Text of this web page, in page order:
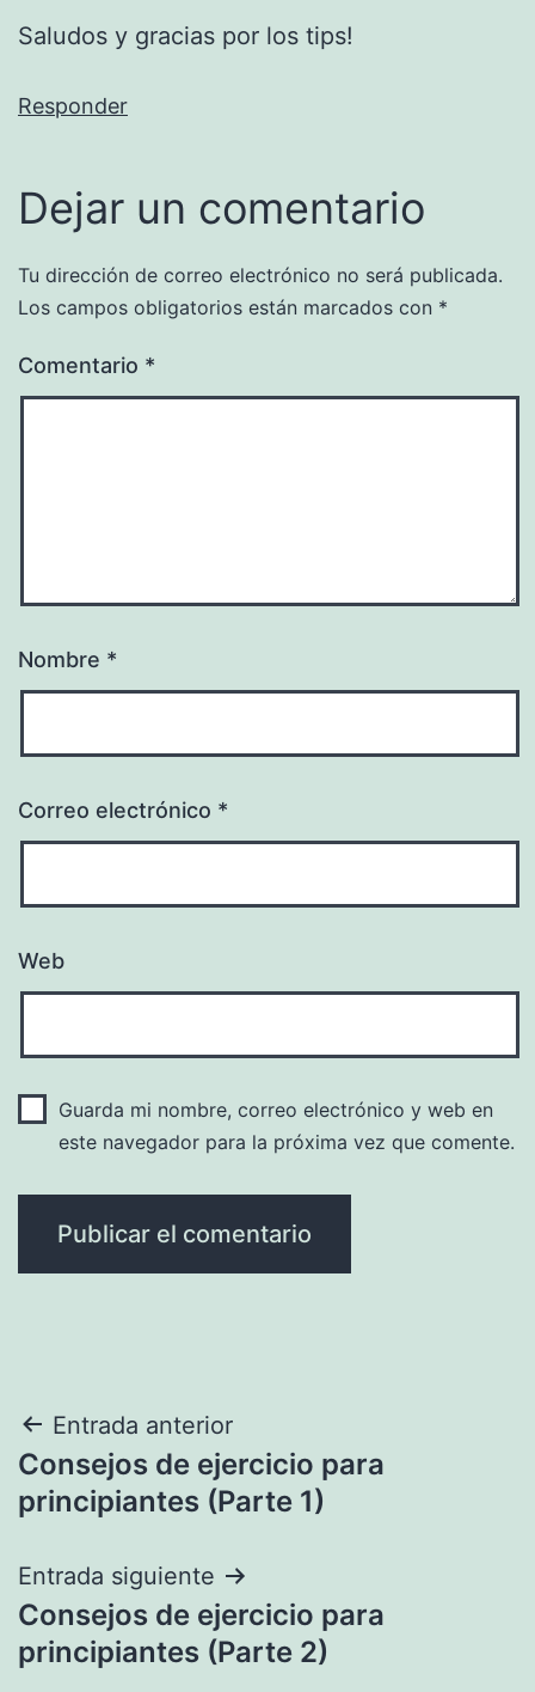
Saludos y gracias por los tips!
Responder
Dejar un comentario
Tu dirección de correo electrónico no será publicada.
Los campos obligatorios están marcados con *
Comentario *
Nombre *
Correo electrónico *
Web
Guarda mi nombre, correo electrónico y web en
este navegador para la próxima vez que comente.
Navegación
de
Entrada anterior
Consejos de ejercicio para
principiantes (Parte 1)
Entrada siguiente
Consejos de ejercicio para
principiantes (Parte 2)